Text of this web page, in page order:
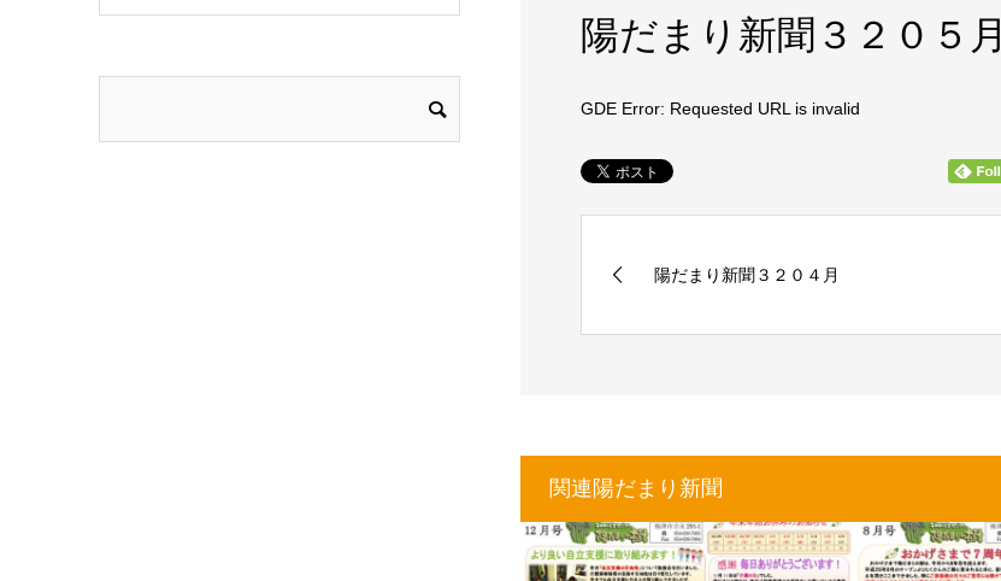
陽だまり新聞３２０５月
GDE Error: Requested URL is invalid
陽だまり新聞３２０４月
関連陽だまり新聞